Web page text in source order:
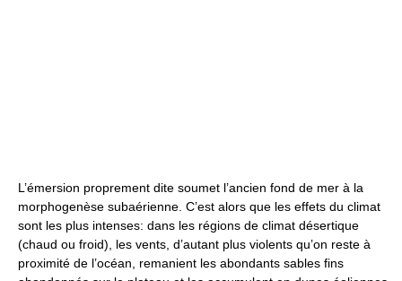
L’émersion proprement dite soumet l’ancien fond de mer à la
morphogenèse subaérienne. C’est alors que les effets du climat
sont les plus intenses: dans les régions de climat désertique
(chaud ou froid), les vents, d’autant plus violents qu’on reste à
proximité de l’océan, remanient les abondants sables fins